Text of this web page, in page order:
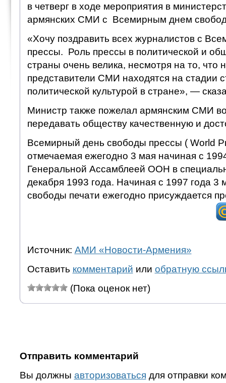
в четверг в ходе мероприятия в
армянских СМИ с Всемирным днем
«Хочу поздравить всех журналистов с
прессы. Роль прессы в политической и
страны очень велика, несмотря на то, что
представители СМИ находятся на стадии
политической культурой в стране», —
Министр также пожелал армянским СМИ
передавать обществу качественную и
Всемирный день свободы прессы ( World
отмечаемая ежегодно 3 мая начиная с
Генеральной Ассамблеей ООН в
декабря 1993 года. Начиная с 1997 года 3
свободы печати ежегодно присуждается
Источник: АМИ «Новости-Армения»
Оставить комментарий или обратную
(Пока оценок нет)
Отправить комментарий
Вы должны авторизоваться для отправки